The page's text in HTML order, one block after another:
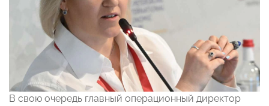
В свою очередь главный операционный директор